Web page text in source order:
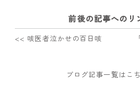
前後の記事へのリ
<< 咳医者泣かせの百日咳
ブログ記事一覧はこ